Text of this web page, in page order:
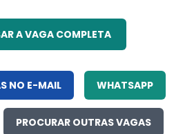
A VAGA COMPLETA
NO E-MAIL WHATSAPP
PROCURAR OUTRAS VAGAS